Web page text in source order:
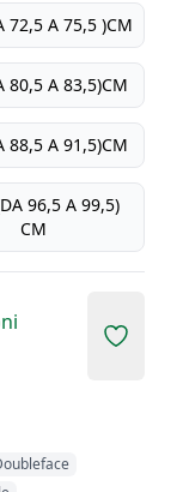
72,5 A 75,5 )CM
80,5 A 83,5)CM
88,5 A 91,5)CM
96,5 A 99,5)
CM
Add to